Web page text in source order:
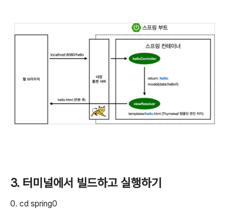
3. 터미널에서 빌드하고 실행하기
0. cd spring0